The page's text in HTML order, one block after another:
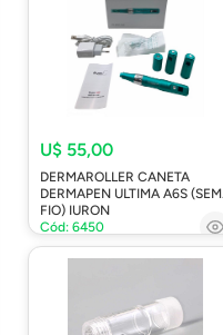
U$ 55,00
DERMAROLLER CANETA
DERMAPEN ULTIMA A6S (SEM
FIO) IURON
Cód: 6450